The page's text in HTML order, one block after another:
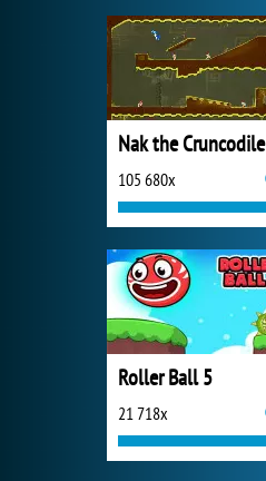
Nak the Cruncodile
105 680x
Roller Ball 5
21 718x